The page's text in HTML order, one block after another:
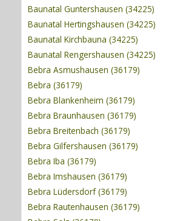
Baunatal Guntershausen (34225)
Baunatal Hertingshausen (34225)
Baunatal Kirchbauna (34225)
Baunatal Rengershausen (34225)
Bebra Asmushausen (36179)
Bebra (36179)
Bebra Blankenheim (36179)
Bebra Braunhausen (36179)
Bebra Breitenbach (36179)
Bebra Gilfershausen (36179)
Bebra Iba (36179)
Bebra Imshausen (36179)
Bebra Lüdersdorf (36179)
Bebra Rautenhausen (36179)